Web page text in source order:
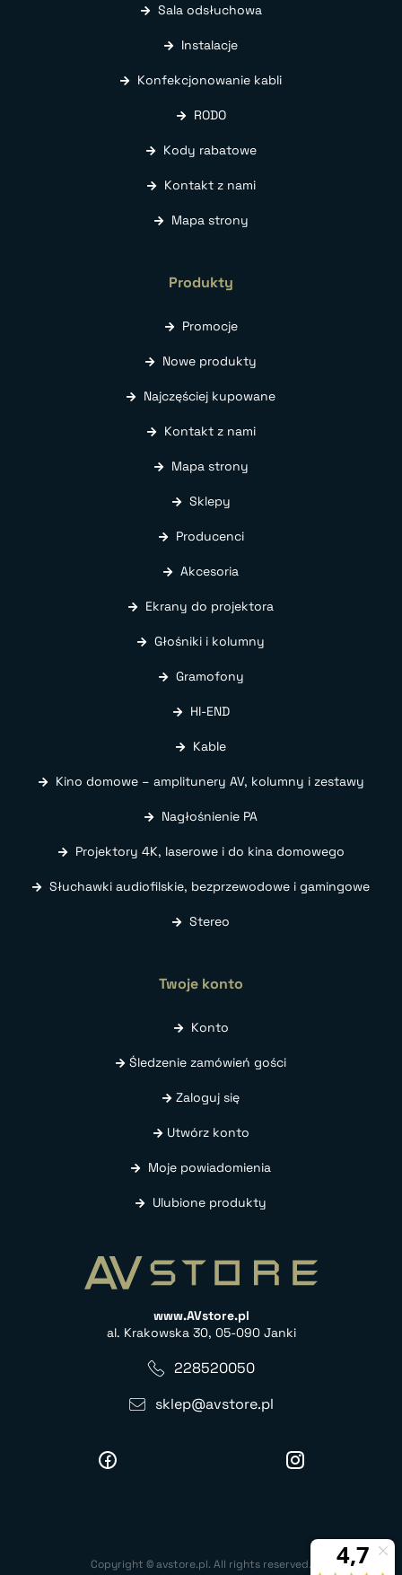
Sala odsłuchowa
Instalacje
Konfekcjonowanie kabli
RODO
Kody rabatowe
Kontakt z nami
Mapa strony
Produkty
Promocje
Nowe produkty
Najczęściej kupowane
Kontakt z nami
Mapa strony
Sklepy
Producenci
Akcesoria
Ekrany do projektora
Głośniki i kolumny
Gramofony
HI-END
Kable
Kino domowe – amplitunery AV, kolumny i zestawy
Nagłośnienie PA
Projektory 4K, laserowe i do kina domowego
Słuchawki audiofilskie, bezprzewodowe i gamingowe
Stereo
Twoje konto
Konto
Śledzenie zamówień gości
Zaloguj się
Utwórz konto
Moje powiadomienia
Ulubione produkty
www.AVstore.pl
al. Krakowska 30, 05-090 Janki
228520050
sklep@avstore.pl
Copyright © avstore.pl. All rights reserved.